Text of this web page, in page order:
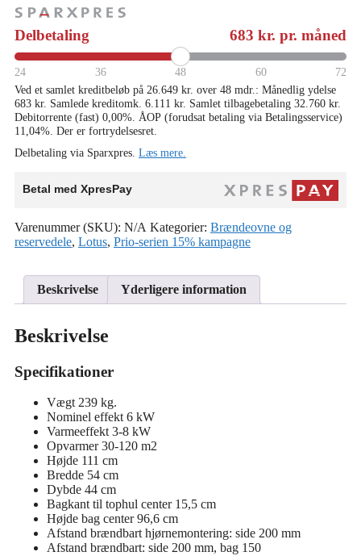
antal
Delbetaling 683 kr. pr. måned
24 36 48 60 72
Ved et samlet kreditbeløb på 26.649 kr. over 48 mdr.: Månedlig ydelse
683 kr. Samlede kreditomk. 6.111 kr. Samlet tilbagebetaling 32.760 kr.
Debitorrente (fast) 0,00%. ÅOP (forudsat betaling via Betalingsservice)
11,04%. Der er fortrydelsesret.
Delbetaling via Sparxpres. Læs mere.
Betal med XpresPay
Varenummer (SKU): N/A Kategorier: Brændeovne og
reservedele, Lotus, Prio-serien 15% kampagne
Beskrivelse Yderligere information
Beskrivelse
Specifikationer
Vægt 239 kg.
Nominel effekt 6 kW
Varmeeffekt 3-8 kW
Opvarmer 30-120 m2
Højde 111 cm
Bredde 54 cm
Dybde 44 cm
Bagkant til tophul center 15,5 cm
Højde bag center 96,6 cm
Afstand brændbart hjørnemontering: side 200 mm
Afstand brændbart: side 200 mm, bag 150